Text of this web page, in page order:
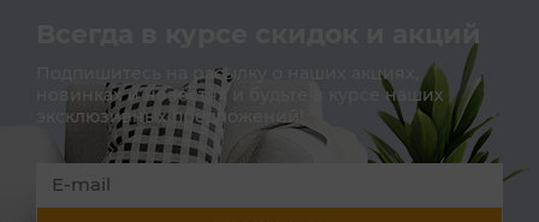
Всегда в курсе скидок и акций
Подпишитесь на расылку о наших акциях,
новинках и новостях и будьте в курсе наших
эксклюзивных предложений!